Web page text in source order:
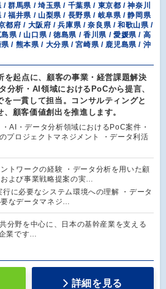
群馬県 / 埼玉県 / 千葉県 / 東京都 / 神奈川
/ 福井県 / 山梨県 / 長野県 / 岐阜県 / 静岡県
都府 / 大阪府 / 兵庫県 / 奈良県 / 和歌山県 /
県 / 山口県 / 徳島県 / 香川県 / 愛媛県 / 高
/ 熊本県 / 大分県 / 宮崎県 / 鹿児島県 / 沖
を起点に、顧客の事業・経営課題解決
分析・AI領域におけるPoCから提言、
を一貫して担当。コンサルティングと
顧客価値創出を推進します。
AI・データ分析領域におけるPoC案件・
プロジェクトマネジメント ・データ利活
ントワークの経験 ・データ分析を用いた顧
よび事業戦略提案の実…
行に必要なシステム環境への理解 ・データ
なデータマネジ…
分野を中心に、日本の基幹産業を支える
業です…
詳細を見る